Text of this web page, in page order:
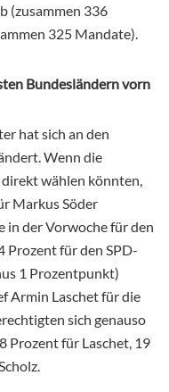
(zusammen 336
325 Mandate).
Bundesländern vorn
hat sich an den
Wenn die
wählen könnten,
Markus Söder
in der Vorwoche für den
Prozent für den SPD-
1 Prozentpunkt)
Armin Laschet für die
sich genauso
Prozent für Laschet, 19